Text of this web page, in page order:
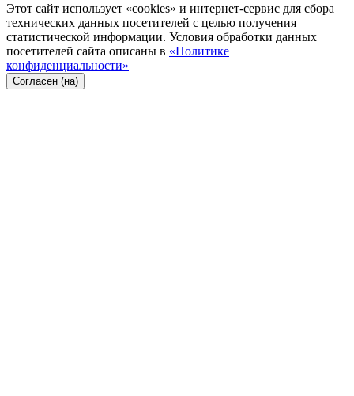
Этот сайт использует «cookies» и интернет-сервис для сбора
технических данных посетителей с целью получения
статистической информации. Условия обработки данных
посетителей сайта описаны в «Политике
конфиденциальности»
Согласен (на)